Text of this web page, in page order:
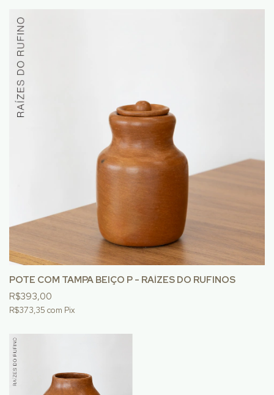
POTE COM TAMPA BEIÇO P - RAÍZES DO RUFINOS
R$393,00
R$373,35 com Pix